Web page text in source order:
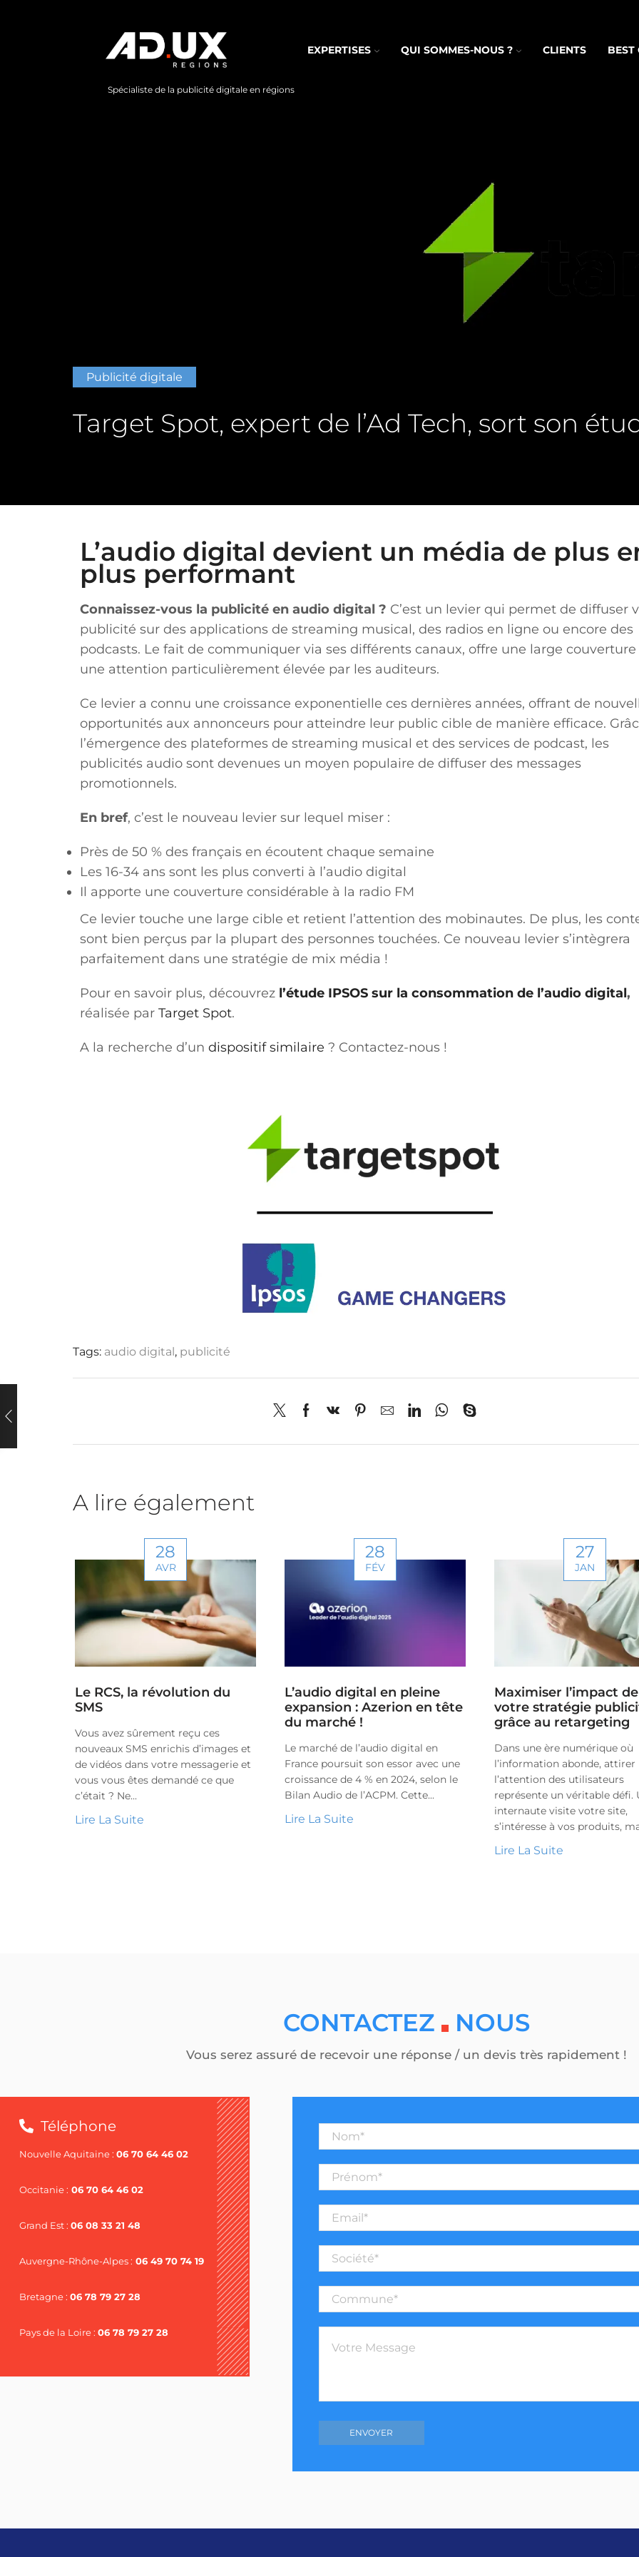
Inscrivez-vous à notre
newsletter et recevez nos
actualités et offres
Pays de la Loire
EXPERTISES QUI SOMMES-NOUS ? CLIENTS BEST
Spécialiste de la publicité digitale en régions
Publicité digitale
Target Spot, expert de l’Ad Tech, sort son
L’audio digital devient un média de plus
plus performant
Connaissez-vous la publicité en audio digital ? C’est un levier qui permet de diffuser
publicité sur des applications de streaming musical, des radios en ligne ou encore des
podcasts. Le fait de communiquer via ses différents canaux, offre une large
une attention particulièrement élevée par les auditeurs.
Ce levier a connu une croissance exponentielle ces dernières années, offrant de
opportunités aux annonceurs pour atteindre leur public cible de manière efficace.
l’émergence des plateformes de streaming musical et des services de podcast, les
publicités audio sont devenues un moyen populaire de diffuser des messages
promotionnels.
En bref, c’est le nouveau levier sur lequel miser :
Près de 50 % des français en écoutent chaque semaine
Les 16-34 ans sont les plus converti à l’audio digital
Il apporte une couverture considérable à la radio FM
Ce levier touche une large cible et retient l’attention des mobinautes. De plus, les
sont bien perçus par la plupart des personnes touchées. Ce nouveau levier s’intègrera
parfaitement dans une stratégie de mix média !
Pour en savoir plus, découvrez l’étude IPSOS sur la consommation de l’audio digital,
réalisée par Target Spot.
A la recherche d’un dispositif similaire ? Contactez-nous !
Tags: audio digital, publicité
A lire également
28
AVR
Le RCS, la révolution du
SMS
Vous avez sûrement reçu ces
nouveaux SMS enrichis d’images et
de vidéos dans votre messagerie et
vous vous êtes demandé ce que
c’était ? Ne...
Lire La Suite
28
FÉV
L’audio digital en pleine
expansion : Azerion en tête
du marché !
Le marché de l’audio digital en
France poursuit son essor avec une
croissance de 4 % en 2024, selon le
Bilan Audio de l’ACPM. Cette...
Lire La Suite
27
JAN
Maximiser l’impact de
votre stratégie
grâce au retargeting
Dans une ère numérique où
l’information abonde, attirer
l’attention des utilisateurs
représente un véritable défi.
internaute visite votre site,
s’intéresse à vos produits,
Lire La Suite
CONTACTEZ NOUS
Vous serez assuré de recevoir une réponse / un devis très rapidement !
Téléphone
Nouvelle Aquitaine : 06 70 64 46 02
Occitanie : 06 70 64 46 02
Grand Est : 06 08 33 21 48
Auvergne-Rhône-Alpes : 06 49 70 74 19
Bretagne : 06 78 79 27 28
Pays de la Loire : 06 78 79 27 28